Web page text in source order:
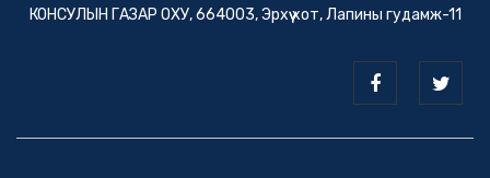
КОНСУЛЫН ГАЗАР ОХУ, 664003, Эрхүү хот, Лапины гудамж-11